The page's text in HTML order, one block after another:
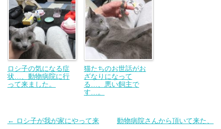
ロシ子の気になる症
状…、動物病院に行
って来ました。
猫たちのお世話がお
ざなりになって
る…、悪い飼主で
す…。
投
← ロシ子が我が家にやって来
動物病院さんから頂いて来た、